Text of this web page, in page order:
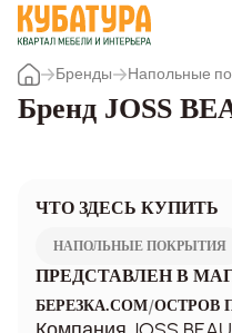
Бренды
Напольные
Бренд JOSS
ЧТО ЗДЕСЬ КУПИТЬ
НАПОЛЬНЫЕ ПОКРЫТИЯ
ПРЕДСТАВЛЕН В
БЕРЕЗКА.COM/ОСТРОВ